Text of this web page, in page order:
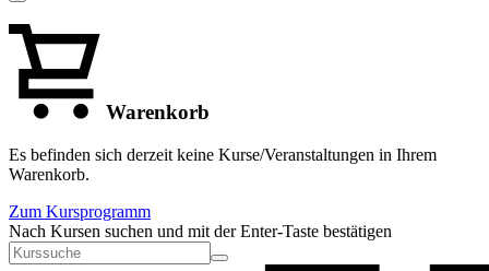
Warenkorb
Es befinden sich derzeit keine Kurse/Veranstaltungen in Ihrem
Warenkorb.
Zum Kursprogramm
Nach Kursen suchen und mit der Enter-Taste bestätigen